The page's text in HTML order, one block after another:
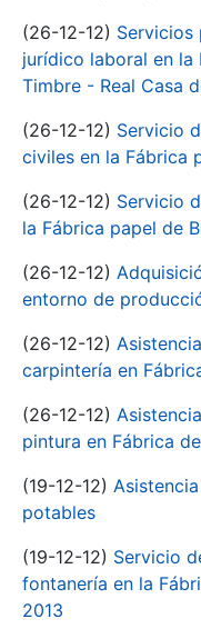
(26-12-12) Servicios
jurídico laboral en la
Timbre - Real Casa
(26-12-12) Servicio
civiles en la Fábrica
(26-12-12) Servicio
la Fábrica papel de
(26-12-12)
entorno de
(26-12-12)
carpintería en
(26-12-12)
pintura en Fábrica
(19-12-12)
potables
(19-12-12) Servicio
fontanería en la
2013